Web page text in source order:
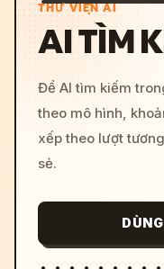
THƯ VIỆN AI
AI TÌM
Để AI tìm kiếm
theo mô hình,
xếp theo lượt
sẻ.